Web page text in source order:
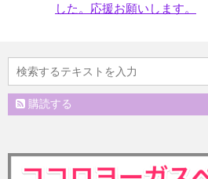
した。応援お願いします。
購読する